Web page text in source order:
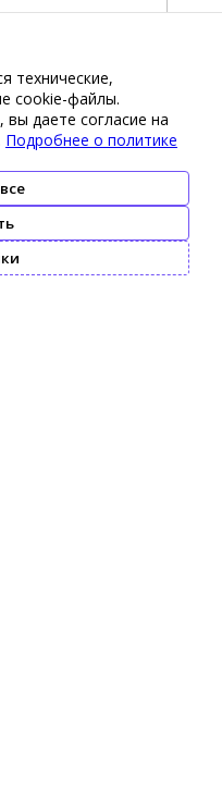
технические,
сооkіе-файлы.
даете согласие на
Подробнее о политике